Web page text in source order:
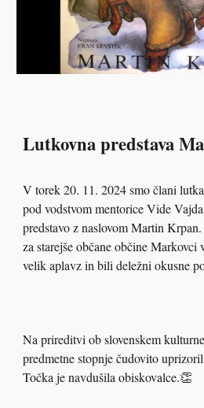
Lutkovna predstava
V torek 20. 11. 2024 smo člani
pod vodstvom mentorice Vide
predstavo z naslovom Martin
za starejše občane občine
velik aplavz in bili deležni okusne
Na prireditvi ob slovenskem
predmetne stopnje čudovito
Točka je navdušila obiskovalce.👏